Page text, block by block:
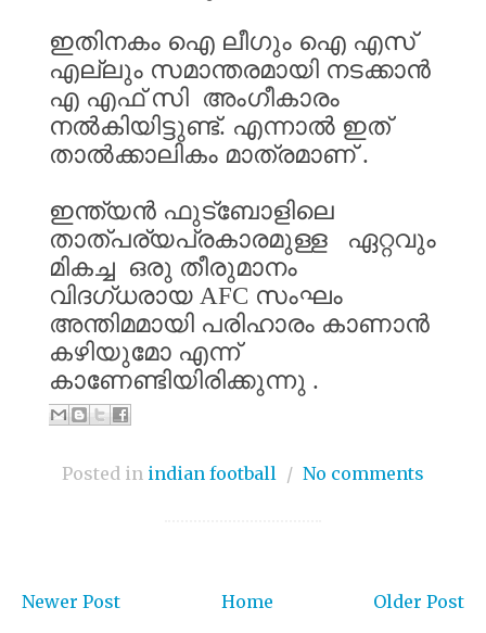
ഇതിനകം ഐ ലീഗും ഐ എസ്
എല്ലും സമാന്തരമായി നടക്കാൻ
എ എഫ് സി അംഗീകാരം
നൽകിയിട്ടുണ്ട്. എന്നാൽ ഇത്
താൽക്കാലികം മാത്രമാണ്.
ഇന്ത്യൻ ഫുട്ബോളിലെ
താത്പര്യപ്രകാരമുള്ള
ഏറ്റവും
മികച്ച ഒരു തീരുമാനം
വിദഗ്ധരായ AFC സംഘം
അന്തിമമായി പരിഹാരം കാണാൻ
കഴിയുമോ എന്ന്
കാണേണ്ടിയിരിക്കുന്നു .
Posted in indian football / No comments
Newer Post Older Post
Home